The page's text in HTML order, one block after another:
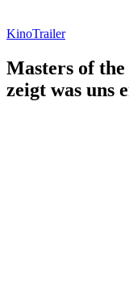
KinoTrailer
Masters of
zeigt was uns